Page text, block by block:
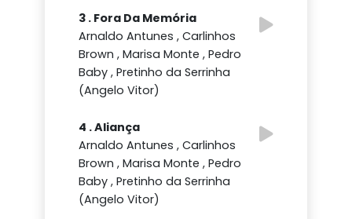
3 . Fora Da Memória
Arnaldo Antunes , Carlinhos
Brown , Marisa Monte , Pedro
Baby , Pretinho da Serrinha
(Angelo Vitor)
4 . Aliança
Arnaldo Antunes , Carlinhos
Brown , Marisa Monte , Pedro
Baby , Pretinho da Serrinha
(Angelo Vitor)